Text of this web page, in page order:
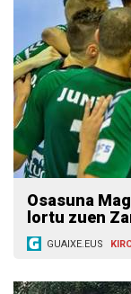
Osasuna
lortu zuen
GUAIXE.EUS